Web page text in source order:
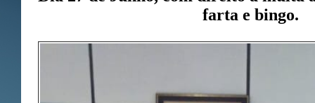
farta e bingo.